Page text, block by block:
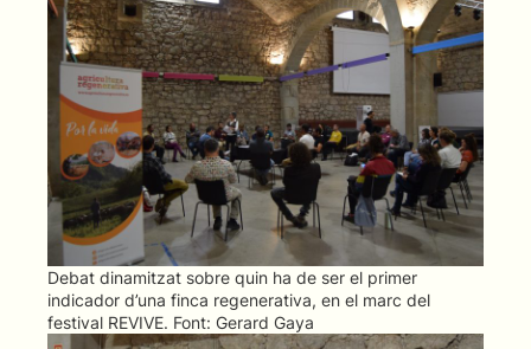
Debat dinamitzat sobre quin ha de ser el primer
indicador d’una finca regenerativa, en el marc del
festival REVIVE. Font: Gerard Gaya